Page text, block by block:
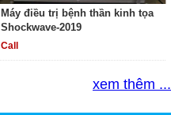
Máy điều trị bệnh thần kinh tọa
Shockwave-2019
Call
xem thêm ...